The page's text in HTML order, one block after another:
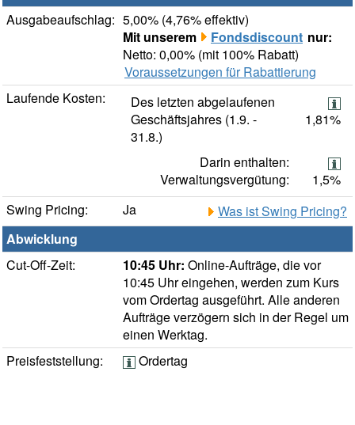
Ausgabeaufschlag: 5,00% (4,76% effektiv)
Mit unserem
Fondsdiscount nur:
Netto: 0,00% (mit 100% Rabatt)
Voraussetzungen für Rabattierung
Laufende Kosten:
Des letzten abgelaufenen
Geschäftsjahres (1.9. -
31.8.)
1,81%
Darin enthalten:
Verwaltungsvergütung:
1,5%
Swing Pricing:
Ja
Was ist Swing Pricing?
Abwicklung
Cut-Off-Zeit:
10:45 Uhr: Online-Aufträge, die vor
10:45 Uhr eingehen, werden zum Kurs
vom Ordertag ausgeführt. Alle anderen
Aufträge verzögern sich in der Regel um
einen Werktag.
Preisfeststellung:
Ordertag